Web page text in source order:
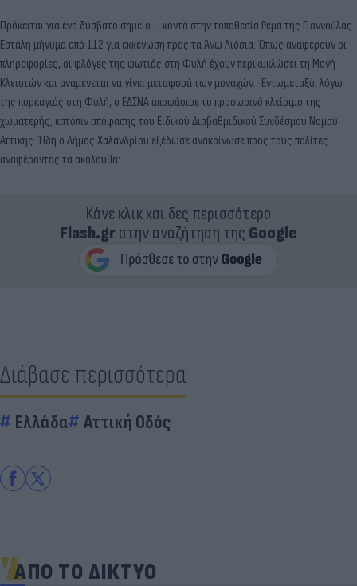
Πρόκειται για ένα δύσβατο σημείο – κοντά στην τοποθεσία Ρέμα της Γιαννούλας.
Εστάλη μήνυμα από 112 για εκκένωση προς τα Άνω Λιόσια. Όπως αναφέρουν οι
πληροφορίες, οι φλόγες της φωτιάς στη Φυλή έχουν περικυκλώσει τη Μονή
Κλειστών και αναμένεται να γίνει μεταφορά των μοναχών. Εντωμεταξύ, λόγω
της πυρκαγιάς στη Φυλή, ο ΕΔΣΝΑ αποφάσισε το προσωρινό κλείσιμο της
χωματερής, κατόπιν απόφασης του Ειδικού Διαβαθμιδικού Συνδέσμου Νομού
Αττικής. Ήδη ο Δήμος Χαλανδρίου εξέδωσε ανακοίνωσε προς τους πολίτες
αναφέροντας τα ακόλουθα:
Κάνε κλικ και δες περισσότερο
Flash.grστην αναζήτηση της Google
Διάβασε περισσότερα
Ελλάδα Αττική Οδός
ΑΠΟ ΤΟ ΔΙΚΤΥΟ